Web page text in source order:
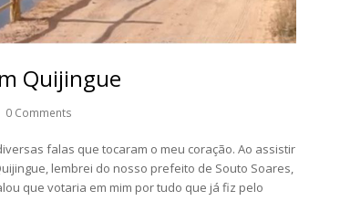
Quijingue
0 Comments
falas que tocaram o meu coração. Ao assistir
lembrei do nosso prefeito de Souto Soares,
que votaria em mim por tudo que já fiz pelo